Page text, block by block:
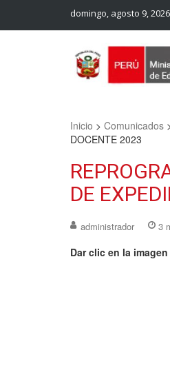
domingo, agosto 9, 2026
Inicio > Comunicados
DOCENTE 2023
DE
administrador 3
Dar clic en la